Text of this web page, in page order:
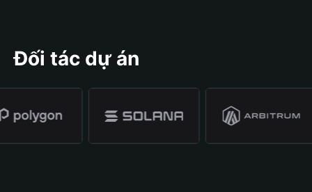
Đối tác dự án